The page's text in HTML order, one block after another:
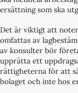
ersättning som ska
Det är viktigt att
omfattas av
av konsulter bör
upprätta ett
rättigheterna för att
bolaget och inte hos